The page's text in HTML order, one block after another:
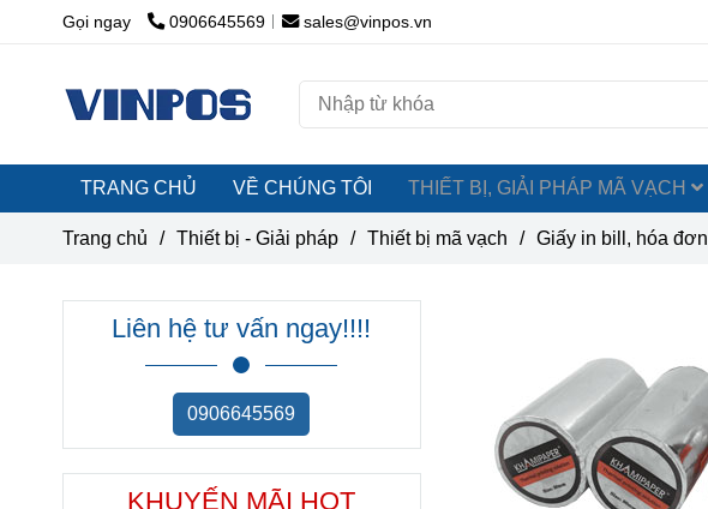
Liên hệ tư vấn ngay!!!!
0906645569
KHUYẾN MÃI HOT
Trang chủ / Thiết bị - Giải pháp / Thiết bị mã vạch / Giấy in bill, hóa đơn
Gọi ngay 0906645569 sales@vinpos.vn
TRANG CHỦ VỀ CHÚNG TÔI THIẾT BỊ, GIẢI PHÁP MÃ VẠCH